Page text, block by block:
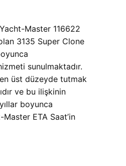
Master 116622
3135 Super Clone
sunulmaktadır.
en üst düzeyde tutmak
ve bu ilişkinin
boyunca
ETA Saat’in